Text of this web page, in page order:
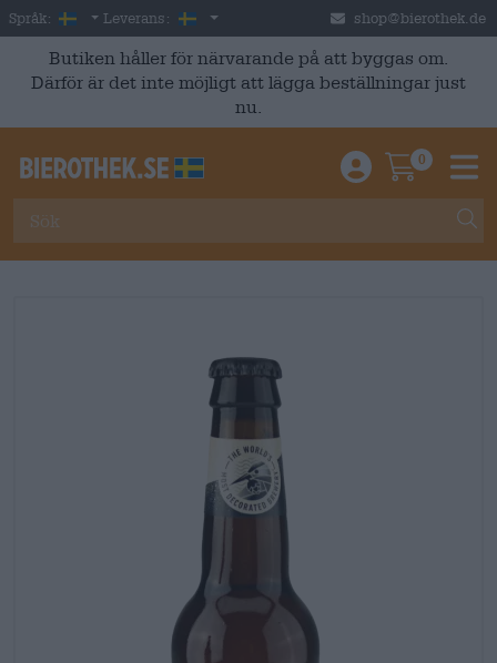
Skip to main content
Språk: Swedish
Leverans: Sverige shop@bierothek.de
Butiken håller för närvarande på att byggas om.
Därför är det inte möjligt att lägga beställningar just
nu.
Einloggen /
0